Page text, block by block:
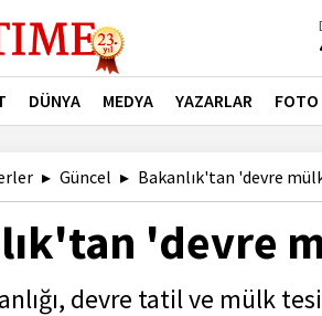
DÜNYA MEDYA YAZARLAR FOTO
Güncel Bakanlık'tan 'devre
'devre
devre tatil ve mülk